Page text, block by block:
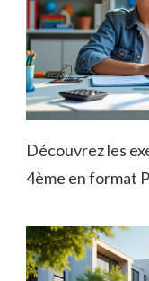
Découvrez les
4ème en format